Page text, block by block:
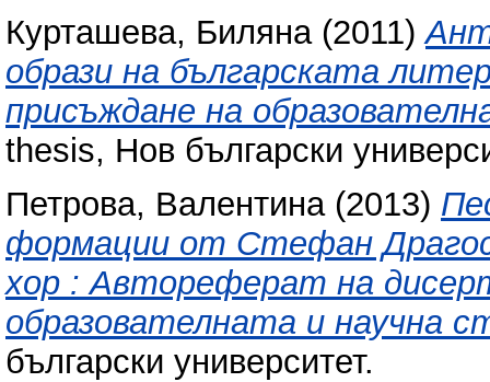
Курташева, Биляна(2011)
образи на българската
присъждане на
thesis, Нов български
Петрова, Валентина(2013)
формации от Стефан
хор : Автореферат на
образователната и научна
български университет.